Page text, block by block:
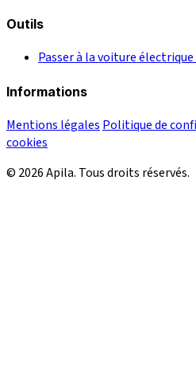
Outils
Passer à la voiture électrique
Informations
Mentions légales Politique de
cookies
© 2026 Apila. Tous droits réservés.